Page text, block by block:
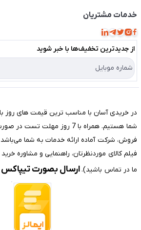
حساب کاربری
مجله فروشگاه
لیست محصولات
درباره ما
تماس با ما
خدمات مشتریان
قوانین و مقررات
حریم خصوصی
راهنما
از جدید‌ترین تخفیف‌ها با‌ خبر شوید
در خریدی آسان با مناسب ترین قیمت های روز
شما هستیم. همراه با 7 روز
فروش، شرکت آماده ارائه خدمات به شما
ما در تماس باشید).ارسال بصورت تیپاکس